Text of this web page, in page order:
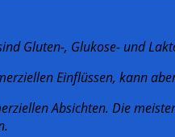
Gluten-, Glukose- und
Einflüssen, kann
Absichten. Die